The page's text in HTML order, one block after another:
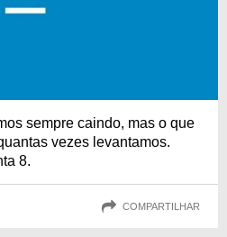
sempre caindo, mas o que
vezes levantamos.
8.
COMPARTILHAR